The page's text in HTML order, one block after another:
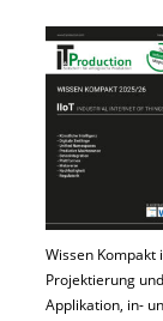
Wissen
Projektierung
Applikation, in-